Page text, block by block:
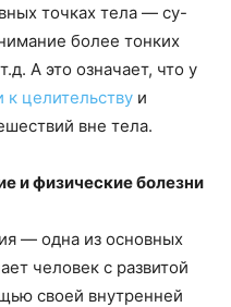
точках тела — су-
более тонких
А это означает, что у
к целительству и
вне тела.
и физические болезни
— одна из основных
человек с развитой
своей внутренней